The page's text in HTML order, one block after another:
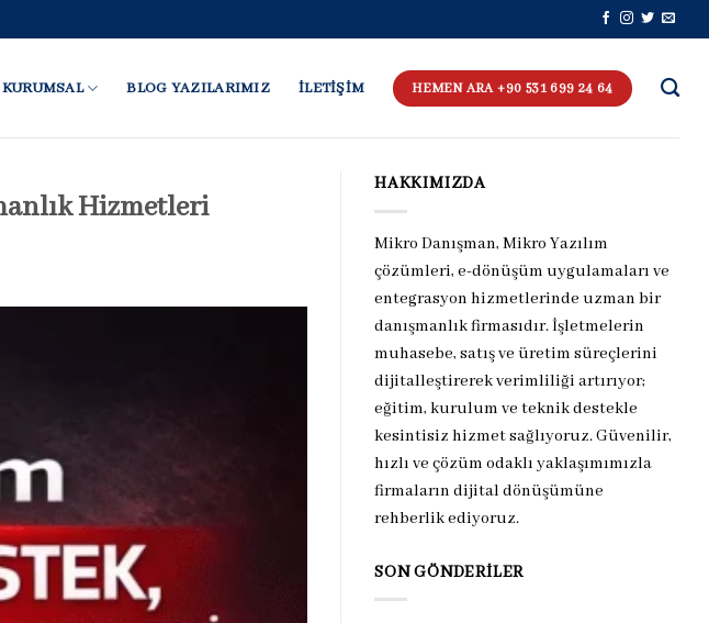
KURUMSAL BLOG YAZILARIMIZ İLETİŞİM HEMEN ARA +90 531 699 24 64
Hizmetleri
HAKKIMIZDA
Mikro Danışman, Mikro Yazılım
çözümleri, e-dönüşüm uygulamaları ve
entegrasyon hizmetlerinde uzman bir
danışmanlık firmasıdır. İşletmelerin
muhasebe, satış ve üretim süreçlerini
dijitalleştirerek verimliliği artırıyor;
eğitim, kurulum ve teknik destekle
kesintisiz hizmet sağlıyoruz. Güvenilir,
hızlı ve çözüm odaklı yaklaşımımızla
firmaların dijital dönüşümüne
rehberlik ediyoruz.
SON GÖNDERILER